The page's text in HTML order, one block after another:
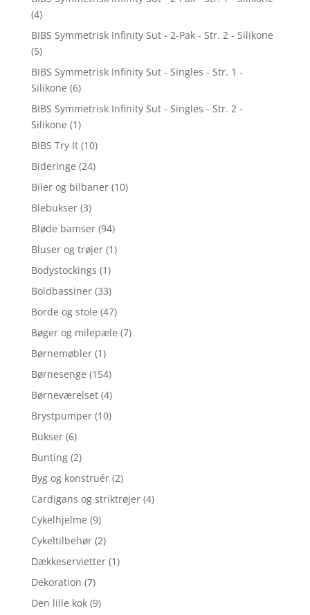
(4)
BIBS Symmetrisk Infinity Sut - 2-Pak - Str. 2 - Silikone
(5)
BIBS Symmetrisk Infinity Sut - Singles - Str. 1 -
Silikone (6)
BIBS Symmetrisk Infinity Sut - Singles - Str. 2 -
Silikone (1)
BIBS Try It (10)
Bideringe (24)
Biler og bilbaner (10)
Blebukser (3)
Bløde bamser (94)
Bluser og trøjer (1)
Bodystockings (1)
Boldbassiner (33)
Borde og stole (47)
Bøger og milepæle (7)
Børnemøbler (1)
Børnesenge (154)
Børneværelset (4)
Brystpumper (10)
Bukser (6)
Bunting (2)
Byg og konstruér (2)
Cardigans og striktrøjer (4)
Cykelhjelme (9)
Cykeltilbehør (2)
Dækkeservietter (1)
Dekoration (7)
Den lille kok (9)